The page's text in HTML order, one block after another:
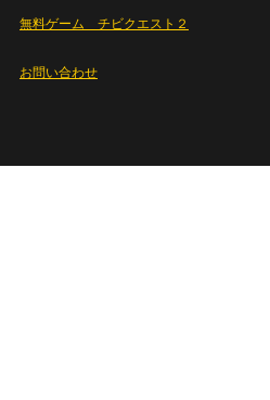
無料ゲーム チビクエスト２
お問い合わせ